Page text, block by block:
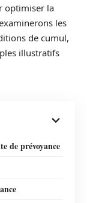
optimiser la
les
de cumul,
illustratifs
de prévoyance